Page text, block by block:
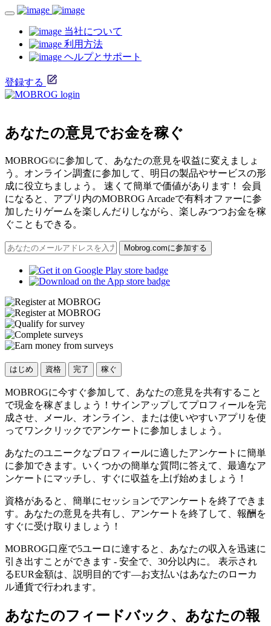
当社について
利用方法
ヘルプとサポート
登録する
あなたの意見でお金を稼ぐ
MOBROG©に参加して、あなたの意見を収益に変えましょ
う。オンライン調査に参加して、明日の製品やサービスの形
成に役立ちましょう。 速くて簡単で価値があります！ 会員
になると、アプリ内のMOBROG Arcadeで有料オファーに参
加したりゲームを楽しんだりしながら、楽しみつつお金を稼
ぐこともできる。
Mobrog.comに参加する
はじめ 資格 完了 稼ぐ
MOBROGに今すぐ参加して、あなたの意見を共有すること
で現金を稼ぎましょう！サインアップしてプロフィールを完
成させ、メール、オンライン、または使いやすいアプリを使
ってワンクリックでアンケートに参加しましょう。
あなたのユニークなプロフィールに適したアンケートに簡単
に参加できます。いくつかの簡単な質問に答えて、最適なア
ンケートにマッチし、すぐに収益を上げ始めましょう！
資格があると、簡単にセッションでアンケートを終了できま
す。あなたの意見を共有し、アンケートを終了して、報酬を
すぐに受け取りましょう！
MOBROG口座で5ユーロに達すると、あなたの収入を迅速に
引き出すことができます - 安全で、30分以内に。 表示され
るEUR金額は、説明目的です—お支払いはあなたのローカ
ル通貨で行われます。
あなたのフィードバック、あなたの報